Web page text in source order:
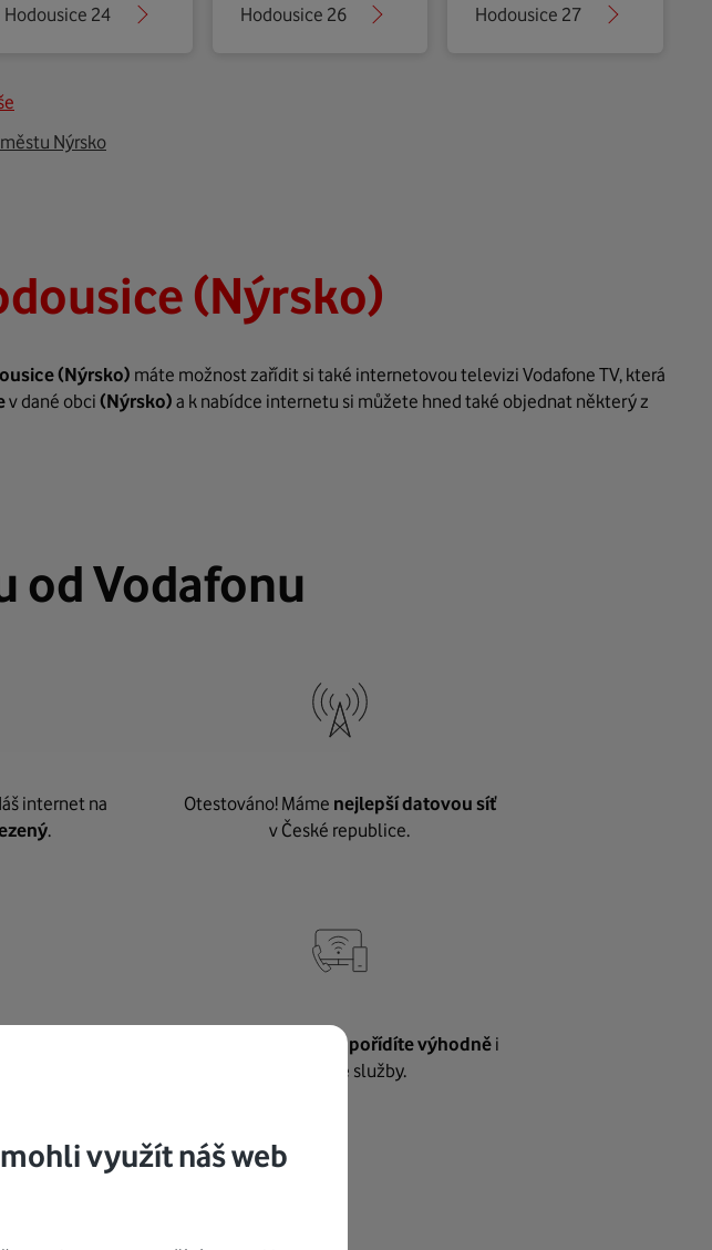
Hodousice 24 Hodousice 26 Hodousice 27
Nýrsko
(Nýrsko)
(Nýrsko) máte možnost zařídit si také internetovou televizi Vodafone TV, která
v dané obci (Nýrsko) a k nabídce internetu si můžete hned také objednat některý z
od Vodafonu
internet na
.
Otestováno! Máme nejlepší datovou síť
v České republice.
K pevnému internetupořídíte výhodněi
další naše služby.
využít náš web